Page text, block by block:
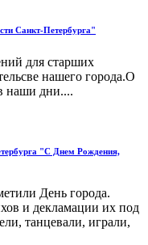
Санкт-Петербурга"
для старших
нашего города.О
наши дни....
"С Днем Рождения,
День города.
и декламации их под
танцевали, играли,